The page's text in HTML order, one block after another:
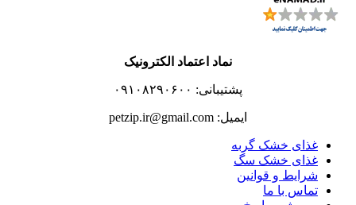
نماد اعتماد الکترونیک
پشتیبانی: ۰۹۱۰۸۲۹۰۶۰۰
ایمیل: petzip.ir@gmail.com
غذای خشک گربه
غذای خشک سگ
شرایط و قوانین
تماس با ما